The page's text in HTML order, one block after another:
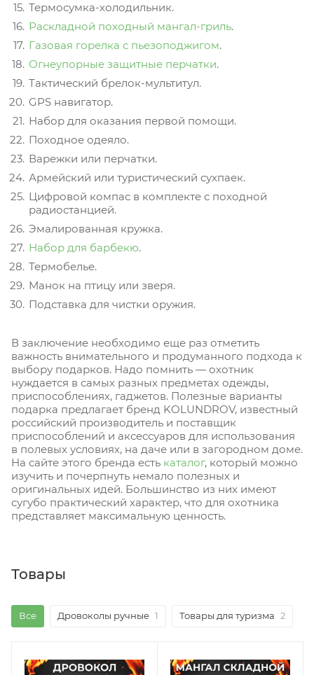
Термосумка-холодильник.
Раскладной походный мангал-гриль.
Газовая горелка с пьезоподжигом.
Огнеупорные защитные перчатки.
Тактический брелок-мультитул.
GPS навигатор.
Набор для оказания первой помощи.
Походное одеяло.
Варежки или перчатки.
Армейский или туристический сухпаек.
Цифровой компас в комплекте с походной
радиостанцией.
Эмалированная кружка.
Набор для барбекю.
Термобелье.
Манок на птицу или зверя.
Подставка для чистки оружия.
В заключение необходимо еще раз отметить
важность внимательного и продуманного подхода к
выбору подарков. Надо помнить — охотник
нуждается в самых разных предметах одежды,
приспособлениях, гаджетов. Полезные варианты
подарка предлагает бренд KOLUNDROV, известный
российский производитель и поставщик
приспособлений и аксессуаров для использования
в полевых условиях, на даче или в загородном доме.
На сайте этого бренда есть каталог, который можно
изучить и почерпнуть немало полезных и
оригинальных идей. Большинство из них имеют
сугубо практический характер, что для охотника
представляет максимальную ценность.
Товары
Все Дровоколы ручные 1 Товары для туризма 2